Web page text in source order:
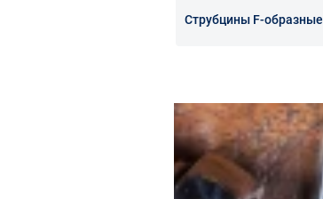
Струбцины F-образные